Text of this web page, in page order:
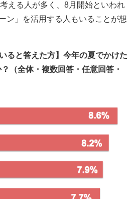
える人が多く、8月開始といわれ
ン」を活用する人もいることが想
ると答えた方】今年の夏でかけた
（全体・複数回答・任意回答・